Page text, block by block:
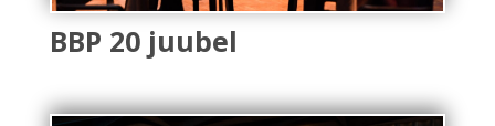
BBP 20 juubel